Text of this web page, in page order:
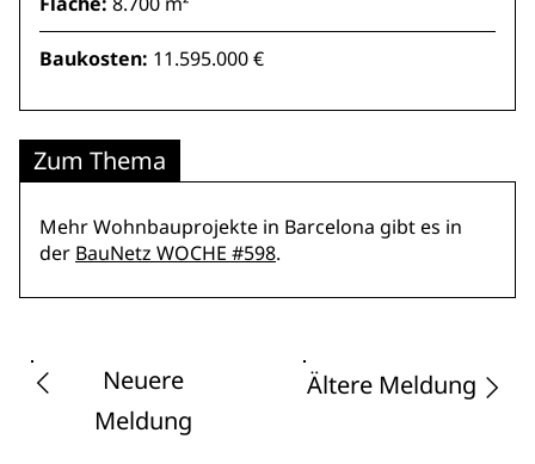
Baukosten: 11.595.000 €
Zum Thema
Mehr Wohnbauprojekte in Barcelona gibt es in
der BauNetz WOCHE #598.
Neuere
Meldung
Ältere Meldung